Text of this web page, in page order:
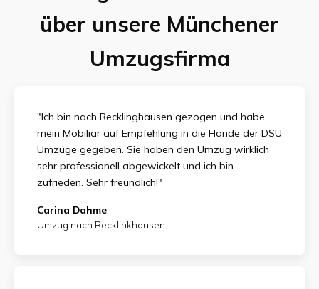
über unsere Münchener
Umzugsfirma
"Ich bin nach Recklinghausen gezogen und habe
mein Mobiliar auf Empfehlung in die Hände der DSU
Umzüge gegeben. Sie haben den Umzug wirklich
sehr professionell abgewickelt und ich bin
zufrieden. Sehr freundlich!"
Carina Dahme
Umzug nach Recklinkhausen